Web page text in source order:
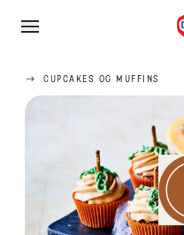
CUPCAKES OG MUFFINS